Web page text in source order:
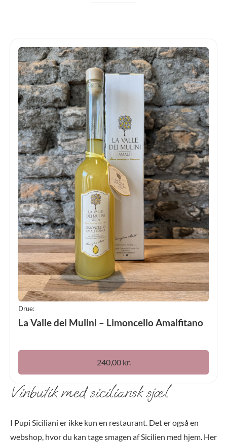
Drue:
La Valle dei Mulini – Limoncello Amalfitano
240,00 kr.
Vinbutik med siciliansk sjæl
I Pupi Siciliani er ikke kun en restaurant. Det er også en
webshop, hvor du kan tage smagen af Sicilien med hjem. Her